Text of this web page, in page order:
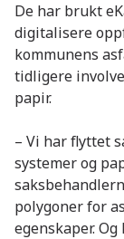
De har brukt
digitalisere
kommunens
tidligere
papir.
– Vi har flyttet
systemer og
polygoner for
egenskaper.